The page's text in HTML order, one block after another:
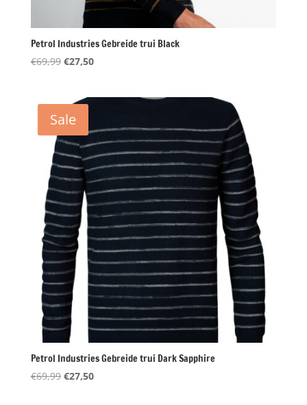
Petrol Industries Gebreide trui Black
€69,99 Oorspronkelijke
€69,99.
€27,50Huidige
Sale
Petrol Industries Gebreide trui Dark Sapphire
€69,99 Oorspronkelijke
€27,50Huidige